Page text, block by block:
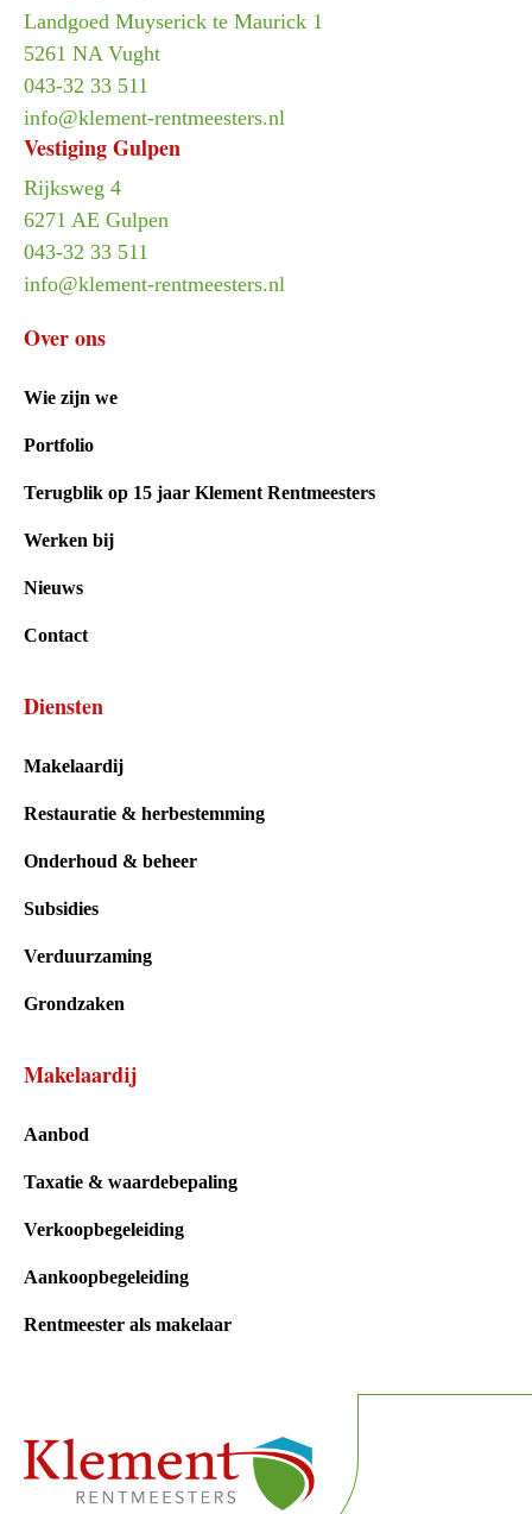
Landgoed Muyserick te Maurick 1
5261 NA Vught
043-32 33 511
info@klement-rentmeesters.nl
Vestiging Gulpen
Rijksweg 4
6271 AE Gulpen
043-32 33 511
info@klement-rentmeesters.nl
Over ons
Wie zijn we
Portfolio
Terugblik op 15 jaar Klement Rentmeesters
Werken bij
Nieuws
Contact
Diensten
Makelaardij
Restauratie & herbestemming
Onderhoud & beheer
Subsidies
Verduurzaming
Grondzaken
Makelaardij
Aanbod
Taxatie & waardebepaling
Verkoopbegeleiding
Aankoopbegeleiding
Rentmeester als makelaar